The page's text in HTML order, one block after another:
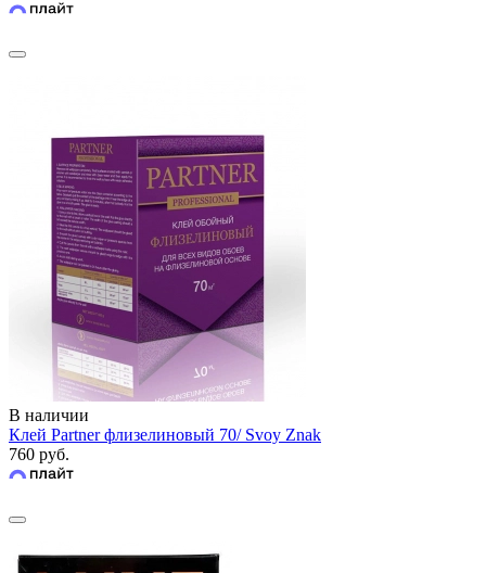
В наличии
Клей Partner флизелиновый 70/ Svoy Znak
760 руб.